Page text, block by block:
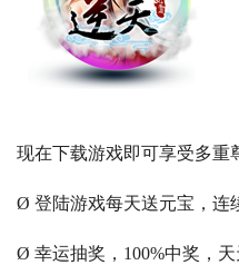
现在下载游戏即可享受多重
Ø 登陆游戏每天送元宝，连
Ø 幸运抽奖，100%中奖，天